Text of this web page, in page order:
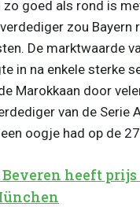
goed als rond is
zou Bayern
De marktwaarde
in na enkele sterke
Marokkaan door
van de Serie
oogje had op de
Beveren heeft